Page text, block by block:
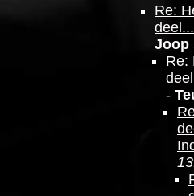
Re:
Joop
Re:
-